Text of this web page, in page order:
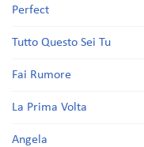
Perfect
Tutto Questo Sei Tu
Fai Rumore
La Prima Volta
Angela